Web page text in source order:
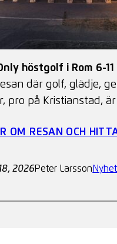
höstgolf i Rom 6-
där golf, glädje,
pro på Kristianstad,
OM RESAN OCH
2026Peter Larsson